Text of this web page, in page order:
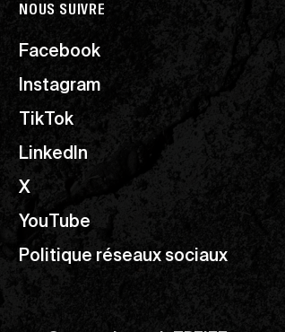
NOUS SUIVRE
Facebook
Instagram
TikTok
LinkedIn
X
YouTube
Politique réseaux sociaux